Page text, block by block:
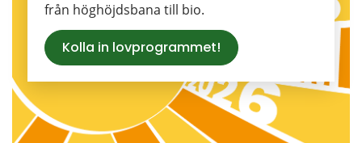
från höghöjdsbana till bio.
Kolla in lovprogrammet!